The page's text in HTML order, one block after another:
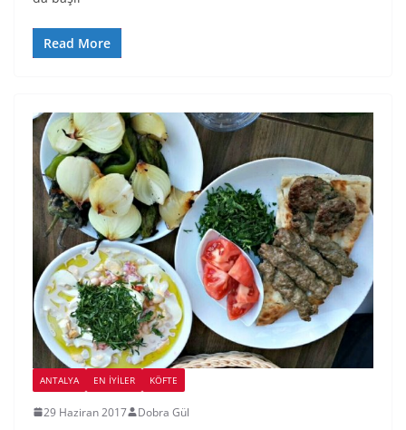
Read More
ANTALYA EN İYILER KÖFTE
29 Haziran 2017 Dobra Gül